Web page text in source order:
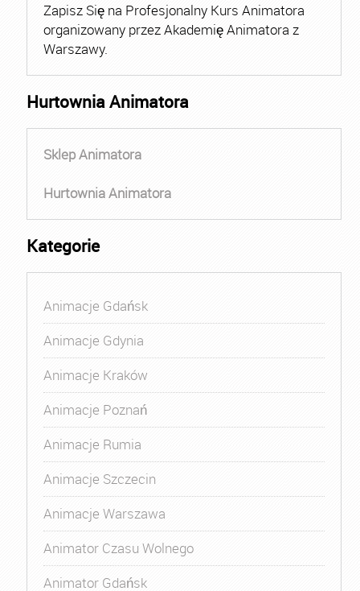
Zapisz Się na Profesjonalny Kurs Animatora
organizowany przez Akademię Animatora z
Warszawy.
Hurtownia Animatora
Sklep Animatora
Hurtownia Animatora
Kategorie
Animacje Gdańsk
Animacje Gdynia
Animacje Kraków
Animacje Poznań
Animacje Rumia
Animacje Szczecin
Animacje Warszawa
Animator Czasu Wolnego
Animator Gdańsk